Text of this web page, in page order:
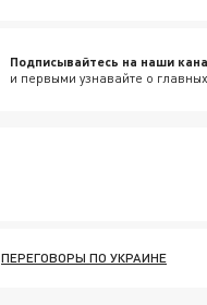
Подписывайтесь на наши
и первыми узнавайте о
ПЕРЕГОВОРЫ ПО УКРАИНЕ